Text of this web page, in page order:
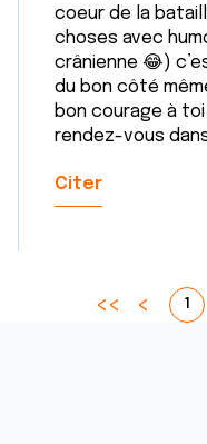
coeur de la
choses avec
crânienne 😂)
du bon côté
bon courage à
rendez-vous
Citer
1